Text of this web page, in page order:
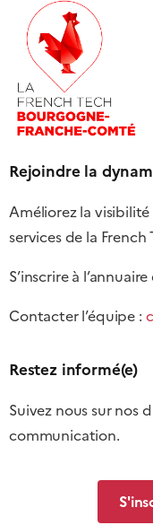
Rejoindre la
Améliorez la
services de la French
S’inscrire à
Contacter l’équipe :
Restez informé(e)
Suivez nous sur nos
communication.